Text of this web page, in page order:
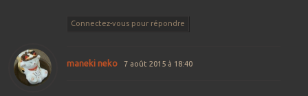
Connectez-vous pour répondre
maneki neko 7 août 2015 à 18:40